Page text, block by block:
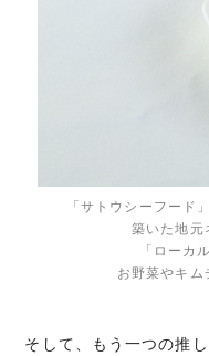
「サトウシーフード
築いた地元
「ローカ
お野菜やキム
そして、もう一つの推